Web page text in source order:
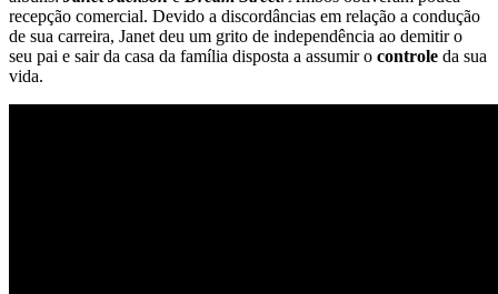
recepção comercial. Devido a discordâncias em relação a condução
de sua carreira, Janet deu um grito de independência ao demitir o
seu pai e sair da casa da família disposta a assumir o controle da sua
vida.